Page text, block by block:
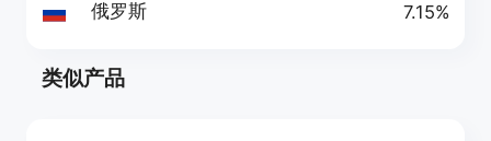
俄罗斯 7.15%
类似产品